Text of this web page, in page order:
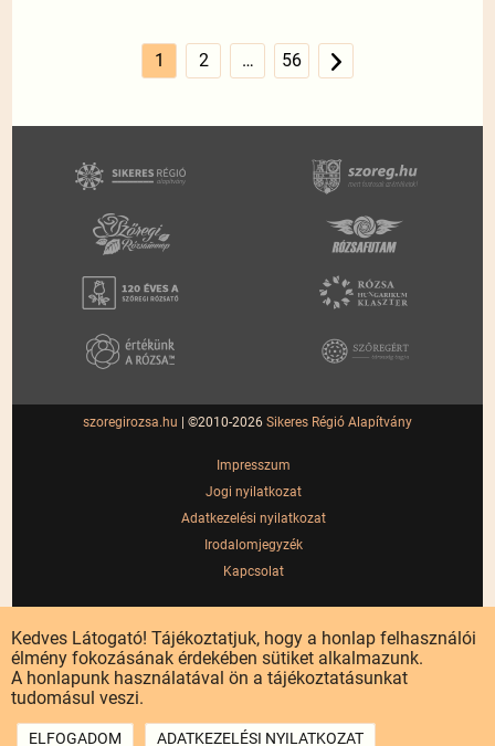
1 2 … 56
szoregirozsa.hu | ©2010-2026 Sikeres Régió Alapítvány
Impresszum
Jogi nyilatkozat
Adatkezelési nyilatkozat
Irodalomjegyzék
Kapcsolat
Kedves Látogató! Tájékoztatjuk, hogy a honlap felhasználói
élmény fokozásának érdekében sütiket alkalmazunk.
A honlapunk használatával ön a tájékoztatásunkat
tudomásul veszi.
ELFOGADOM ADATKEZELÉSI NYILATKOZAT